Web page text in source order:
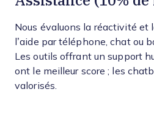
Nous évaluons la réactivité et
l’aide par téléphone, chat ou
Les outils offrant un support
ont le meilleur score ; les
valorisés.